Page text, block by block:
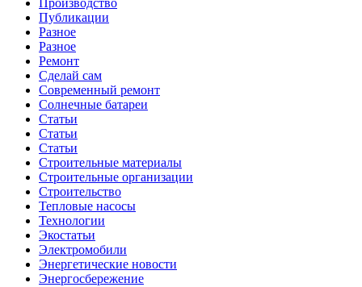
Производство
Публикации
Разное
Разное
Ремонт
Сделай сам
Современный ремонт
Солнечные батареи
Статьи
Статьи
Статьи
Строительные материалы
Строительные организации
Строительство
Тепловые насосы
Технологии
Экостатьи
Электромобили
Энергетические новости
Энергосбережение